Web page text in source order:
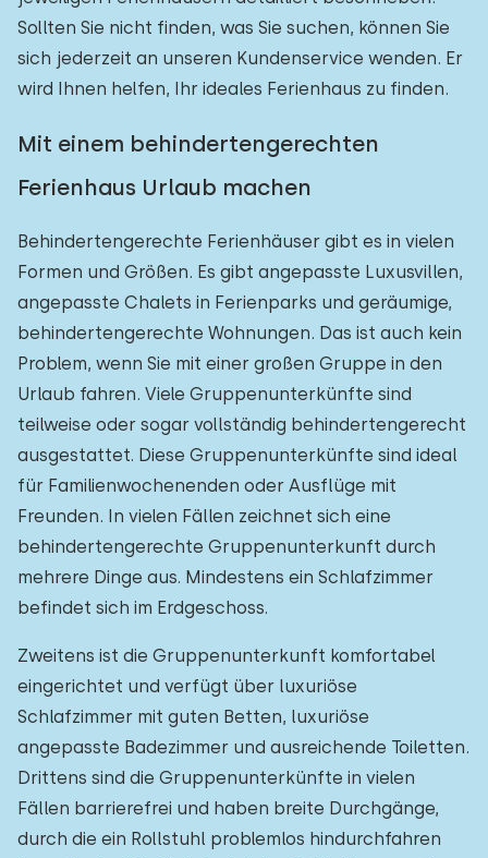
Sollten Sie nicht finden, was Sie suchen, können Sie
sich jederzeit an unseren Kundenservice wenden. Er
wird Ihnen helfen, Ihr ideales Ferienhaus zu finden.
Mit einem behindertengerechten
Ferienhaus Urlaub machen
Behindertengerechte Ferienhäuser gibt es in vielen
Formen und Größen. Es gibt angepasste Luxusvillen,
angepasste Chalets in Ferienparks und geräumige,
behindertengerechte Wohnungen. Das ist auch kein
Problem, wenn Sie mit einer großen Gruppe in den
Urlaub fahren. Viele Gruppenunterkünfte sind
teilweise oder sogar vollständig behindertengerecht
ausgestattet. Diese Gruppenunterkünfte sind ideal
für Familienwochenenden oder Ausflüge mit
Freunden. In vielen Fällen zeichnet sich eine
behindertengerechte Gruppenunterkunft durch
mehrere Dinge aus. Mindestens ein Schlafzimmer
befindet sich im Erdgeschoss.
Zweitens ist die Gruppenunterkunft komfortabel
eingerichtet und verfügt über luxuriöse
Schlafzimmer mit guten Betten, luxuriöse
angepasste Badezimmer und ausreichende Toiletten.
Drittens sind die Gruppenunterkünfte in vielen
Fällen barrierefrei und haben breite Durchgänge,
durch die ein Rollstuhl problemlos hindurchfahren